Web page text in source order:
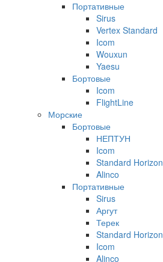
Портативные
Sirus
Vertex Standard
Icom
Wouxun
Yaesu
Бортовые
Icom
FlightLine
Морские
Бортовые
НЕПТУН
Icom
Standard Horizon
Alinco
Портативные
Sirus
Аргут
Терек
Standard Horizon
Icom
Alinco